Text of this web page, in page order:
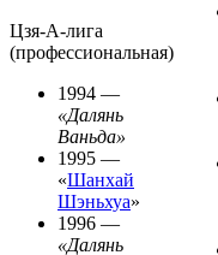
Цзя-А-лига
(профессиональная)
1994 —
«Далянь
Ваньда»
1995 —
«Шанхай
Шэньхуа»
1996 —
«Далянь